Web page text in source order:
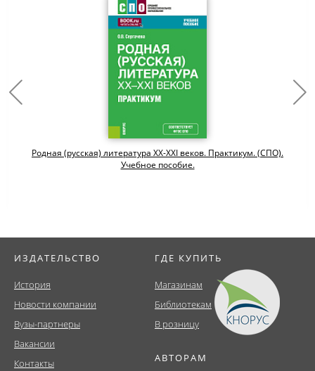
Родная (русская) литература XX-XXI веков. Практикум. (СПО).
Учебное пособие.
ИЗДАТЕЛЬСТВО
История
Новости компании
Вузы-партнеры
Вакансии
Контакты
ГДЕ КУПИТЬ
Магазинам
Библиотекам
В розницу
АВТОРАМ